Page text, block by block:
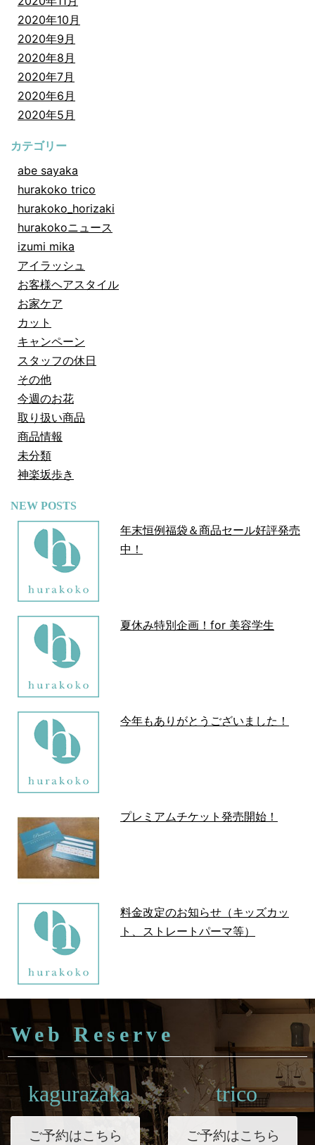
2020年10月
2020年9月
2020年8月
2020年7月
2020年6月
2020年5月
カテゴリー
abe sayaka
hurakoko trico
hurakoko_horizaki
hurakokoニュース
izumi mika
アイラッシュ
お客様ヘアスタイル
お家ケア
カット
キャンペーン
スタッフの休日
その他
今週のお花
取り扱い商品
商品情報
未分類
神楽坂歩き
NEW POSTS
年末恒例福袋＆商品セール好評発売
中！
夏休み特別企画！for 美容学生
今年もありがとうございました！
プレミアムチケット発売開始！
料金改定のお知らせ（キッズカッ
ト、ストレートパーマ等）
Web Reserve
kagurazaka
ご予約はこちら
trico
ご予約はこちら